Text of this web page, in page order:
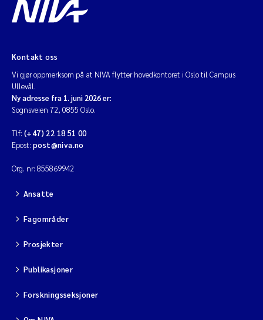
Kontakt oss
Vi gjør oppmerksom på at NIVA flytter hovedkontoret i Oslo til Campus
Ullevål.
Ny adresse fra 1. juni 2026 er:
Sognsveien 72, 0855 Oslo.
Tlf: (+47) 22 18 51 00
Epost: post@niva.no
Org. nr: 855869942
Ansatte
Fagområder
Prosjekter
Publikasjoner
Forskningsseksjoner